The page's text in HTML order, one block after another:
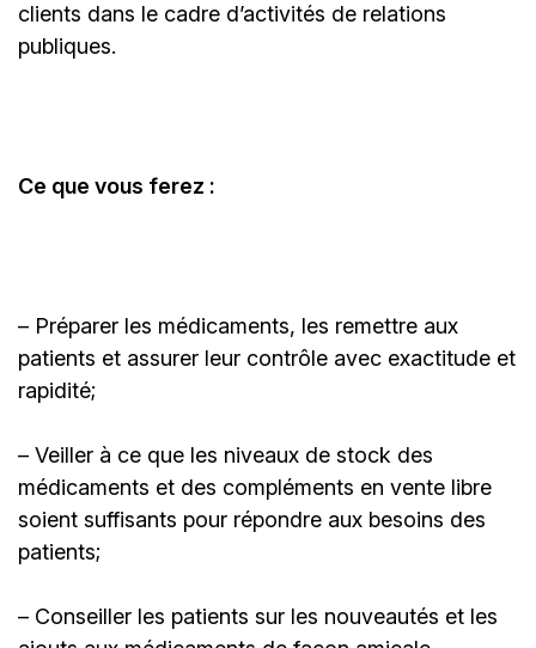
clients dans le cadre d’activités de relations
publiques.
Ce que vous ferez :
– Préparer les médicaments, les remettre aux
patients et assurer leur contrôle avec exactitude et
rapidité;
– Veiller à ce que les niveaux de stock des
médicaments et des compléments en vente libre
soient suffisants pour répondre aux besoins des
patients;
– Conseiller les patients sur les nouveautés et les